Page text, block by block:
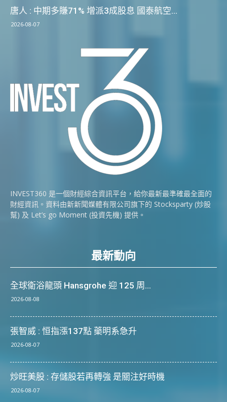
唐人 : 中期多賺71% 增派3成股息 國泰航空...
2026-08-07
INVEST360 是一個財經綜合資訊平台，給你最新最準確最全面的
財經資訊。資料由新新聞媒體有限公司旗下的 Stocksparty (炒股
幫) 及 Let’s go Moment (投資先機) 提供。
最新動向
全球衛浴龍頭 Hansgrohe 迎 125 周...
2026-08-08
張智威 : 恒指漲137點 藥明系急升
2026-08-07
炒旺美股 : 存儲股若再轉強 是關注好時機
2026-08-07